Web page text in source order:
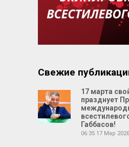
Свежие
17 марта
празднует
Габбасов!
06:35 17 Мар 2026